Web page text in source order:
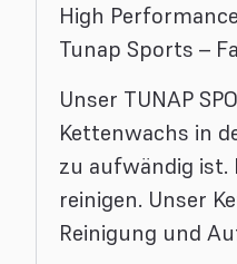
High
Tunap Sports –
Unser TUNAP
Kettenwachs in
zu aufwändig ist.
reinigen. Unser
Reinigung und